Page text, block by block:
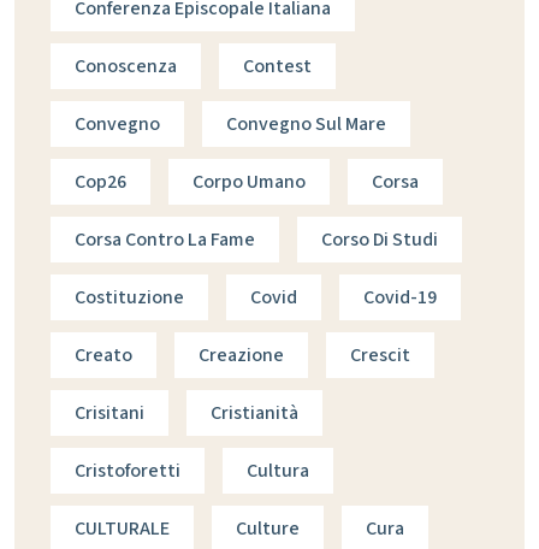
Conferenza Episcopale Italiana
Conoscenza Contest
Convegno Convegno Sul Mare
Cop26 Corpo Umano Corsa
Corsa Contro La Fame Corso Di Studi
Costituzione Covid Covid-19
Creato Creazione Crescit
Crisitani Cristianità
Cristoforetti Cultura
CULTURALE Culture Cura